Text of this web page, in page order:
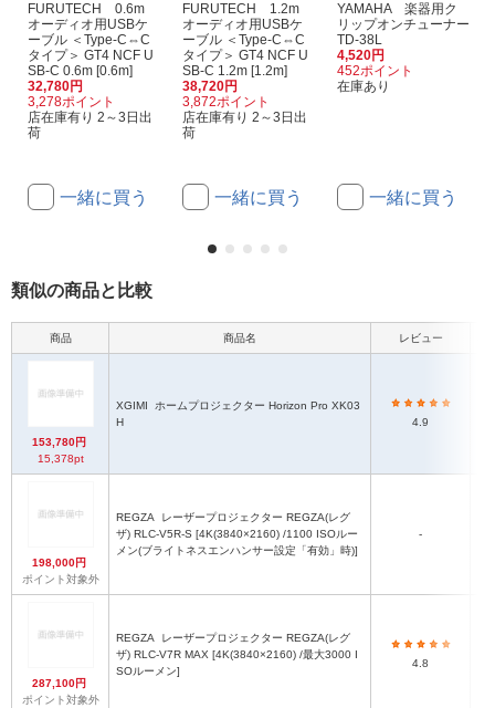
FURUTECH 0.6m
オーディオ用USBケ
ーブル ＜Type-C⇔C
タイプ＞ GT4 NCF U
SB-C 0.6m [0.6m]
32,780円
3,278ポイント
店在庫有り 2～3日出
荷
一緒に買う
FURUTECH 1.2m
オーディオ用USBケ
ーブル ＜Type-C⇔C
タイプ＞ GT4 NCF U
SB-C 1.2m [1.2m]
38,720円
3,872ポイント
店在庫有り 2～3日出
荷
一緒に買う
YAMAHA 楽器用ク
リップオンチューナー
TD-38L
4,520円
452ポイント
在庫あり
一緒に買う
類似の商品と比較
商品 商品名 レビュー
153,780円
15,378pt
XGIMI
H
4.9
198,000円
ポイント対象外
REGZA
ザ) RLC-V5R-S [4K(3840×2160) /1100 ISOルー
メン(ブライトネスエンハンサー設定「有効」時)]
-
287,100円
ポイント対象外
REGZA
ザ) RLC-V7R MAX [4K(3840×2160) /最大3000 I
SOルーメン]
4.8